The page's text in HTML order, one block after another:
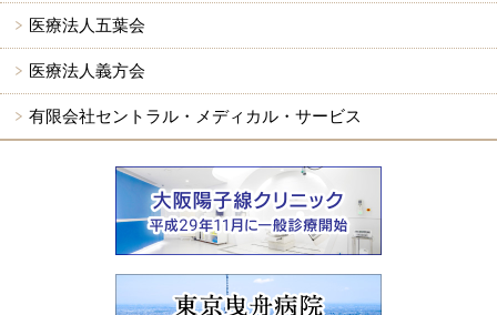
医療法人五葉会
医療法人義方会
有限会社セントラル・メディカル・サービス